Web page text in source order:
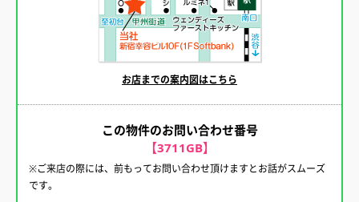
お店までの案内図はこちら
この物件のお問い合わせ番号
【3711GB】
※ご来店の際には、前もってお問い合わせ頂けますとお話がスムーズ
です。